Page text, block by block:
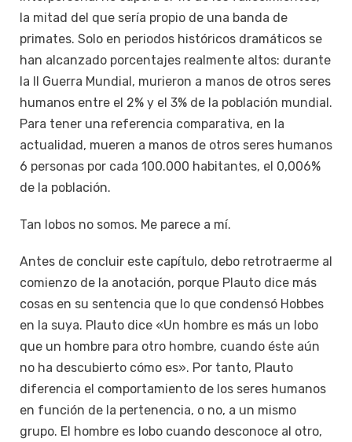
la mitad del que sería propio de una banda de
primates. Solo en periodos históricos dramáticos se
han alcanzado porcentajes realmente altos: durante
la II Guerra Mundial, murieron a manos de otros seres
humanos entre el 2% y el 3% de la población mundial.
Para tener una referencia comparativa, en la
actualidad, mueren a manos de otros seres humanos
6 personas por cada 100.000 habitantes, el 0,006%
de la población.
Tan lobos no somos. Me parece a mí.
Antes de concluir este capítulo, debo retrotraerme al
comienzo de la anotación, porque Plauto dice más
cosas en su sentencia que lo que condensó Hobbes
en la suya. Plauto dice «Un hombre es más un lobo
que un hombre para otro hombre, cuando éste aún
no ha descubierto cómo es». Por tanto, Plauto
diferencia el comportamiento de los seres humanos
en función de la pertenencia, o no, a un mismo
grupo. El hombre es lobo cuando desconoce al otro,